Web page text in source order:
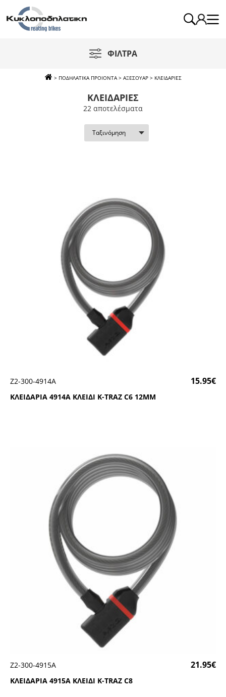
ΦΙΛΤΡΑ
> ΠΟΔΗΛΑΤΙΚΑ ΠΡΟΙΟΝΤΑ > ΑΞΕΣΟΥΑΡ >ΚΛΕΙΔΑΡΙΕΣ
ΚΛΕΙΔΑΡΙΕΣ
22 απoτελέσματα
ΚΛΕΙΔΑΡΙΑ 4914Α ΚΛΕΙΔΙ Κ-ΤRΑΖ C6 12ΜΜ
Ζ2-300-4914Α 15.95€
ΚΛΕΙΔΑΡΙΑ 4915Α ΚΛΕΙΔΙ Κ-ΤRΑΖ C8
Ζ2-300-4915Α 21.95€